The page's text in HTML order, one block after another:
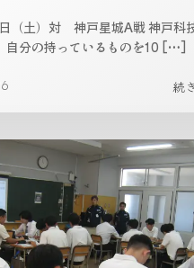
（土）対 神戸星城A戦 神戸
分の持っているものを10 […]
続